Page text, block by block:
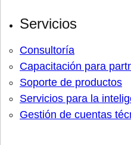
Servicios
Consultoría
Capacitación para
Soporte de productos
Servicios para la
Gestión de cuentas